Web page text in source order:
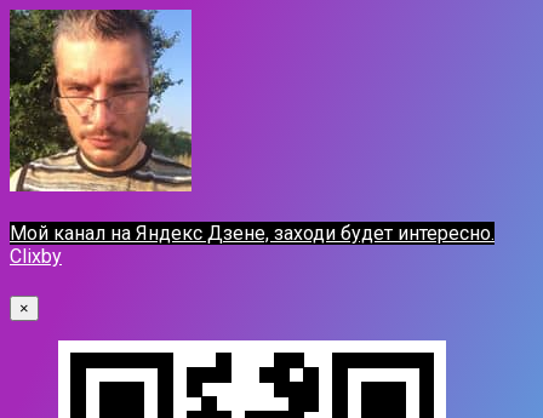
Мой канал на Яндекс Дзене, заходи будет интересно.
Clixby
×